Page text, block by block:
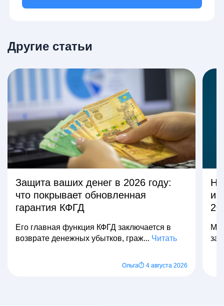
Другие статьи
Защита ваших денег в 2026 году:
что покрывает обновленная
гарантия КФГД
Его главная функция КФГД заключается в
возврате денежных убытков, граж... Читать
Ольга⏱ 4 августа 2026